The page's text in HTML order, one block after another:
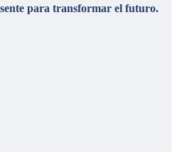
para transformar el futuro.